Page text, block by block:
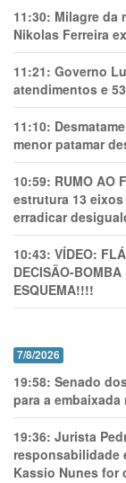
11:30: Milagre da
Nikolas Ferreira
11:21: Governo
atendimentos e
11:10:
menor patamar
10:59: RUMO AO
estrutura 13
erradicar
10:43: VÍDEO:
DECISÃO-
ESQUEMA!!!!
7/8/2026
19:58: Senado
para a
19:36: Jurista
responsabilidade
Kassio Nunes for